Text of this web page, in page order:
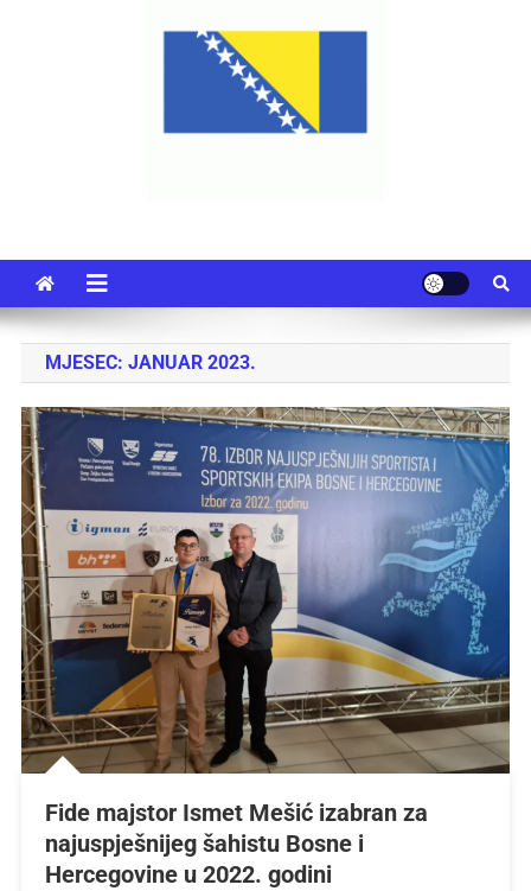
MJESEC: JANUAR 2023.
Fide majstor Ismet Mešić izabran za
najuspješnijeg šahistu Bosne i
Hercegovine u 2022. godini